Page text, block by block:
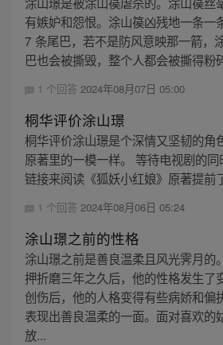
有嫉妒和怨恨。涂山篌凶残地一条一
7 条尾巴，若不是防风意映那一箭，
巴也会被撕毁，整个人都会被撕得粉
1 个回答 2024年08月07日 05:00
桐华评价涂山璟
桐华评价涂山璟是个深情又坚韧的角
原著里的一模一样。 等待电视剧的
链接来阅读《狐妖小红娘》原著提前
1 个回答 2024年08月06日 05:24
涂山璟之前的性格
涂山璟之前是善良温柔且风光霁月的
押折磨三年之久后，他的性格发生了
创伤后，他的人格变得有些病娇和偏
表现出善良温柔的一面。面对喜欢的
放...